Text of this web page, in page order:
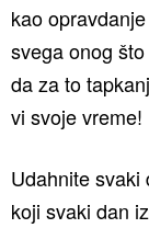
kao
svega onog
da za to
vi svoje vreme!
Udahnite svaki
koji svaki dan